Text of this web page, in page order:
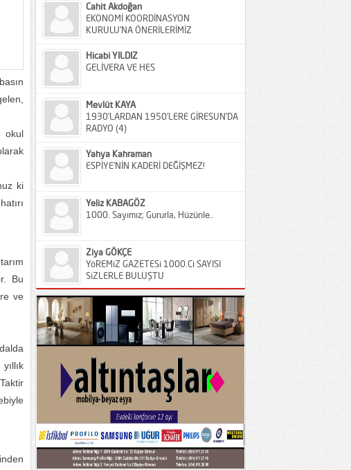
okul
ki
Bu
ve
Cahit Akdoğan
EKONOMİ KOORDİNASYON
KURULU’NA ÖNERİLERİMİZ
Hicabi YILDIZ
GELİVERA VE HES
Mevlüt KAYA
1930’LARDAN 1950’LERE GİRESUN’DA
RADYO (4)
Yahya Kahraman
ESPİYE’NİN KADERİ DEĞİŞMEZ!
Yeliz KABAGÖZ
1000. Sayımız; Gururla, Hüzünle..
Ziya GÖKÇE
YöREMiZ GAZETESi 1000.Ci SAYISI
SiZLERLE BULUŞTU